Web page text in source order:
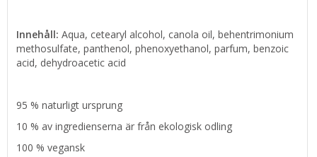
Innehåll: Aqua, cetearyl alcohol, canola oil, behentrimonium
methosulfate, panthenol, phenoxyethanol, parfum, benzoic
acid, dehydroacetic acid
95 % naturligt ursprung
10 % av ingredienserna är från ekologisk odling
100 % vegansk